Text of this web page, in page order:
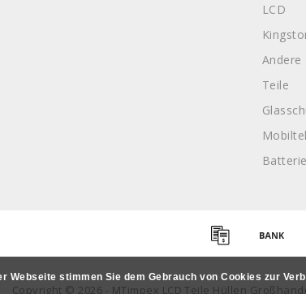
LCD
Andere
Teile
Batterie
Copyright © 2026 - MTimpex LCD Teile Hüllen
Webseite stimmen Sie dem Gebrauch von Cookies zur